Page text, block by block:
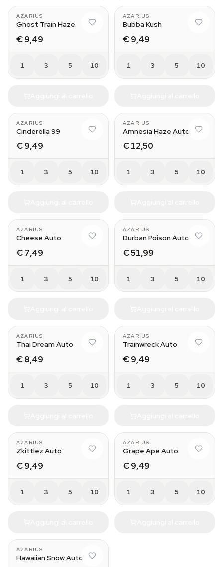
AZARIUS
Ghost Train Haze
€ 9,49
1 3 5 10
AZARIUS
Bubba Kush
€ 9,49
1 3 5 10
AZARIUS
Cinderella 99
€ 9,49
1 3 5 10
AZARIUS
Amnesia Haze Auto
€ 12,50
1 3 5 10
AZARIUS
Cheese Auto
€ 7,49
1 3 5 10
AZARIUS
Durban Poison Auto
€ 51,99
1 3 5 10
AZARIUS
Thai Dream Auto
€ 8,49
1 3 5 10
AZARIUS
Trainwreck Auto
€ 9,49
1 3 5 10
AZARIUS
Zkittlez Auto
€ 9,49
1 3 5 10
AZARIUS
Grape Ape Auto
€ 9,49
1 3 5 10
AZARIUS
Hawaiian Snow Auto